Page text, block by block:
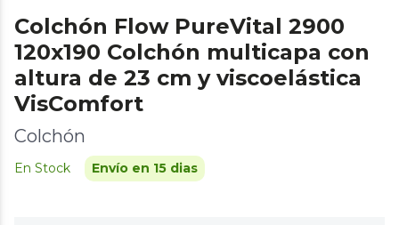
Colchón Flow PureVital 2900
120x190 Colchón multicapa con
altura de 23 cm y viscoelástica
VisComfort
Colchón
En Stock Envío en 15 dias